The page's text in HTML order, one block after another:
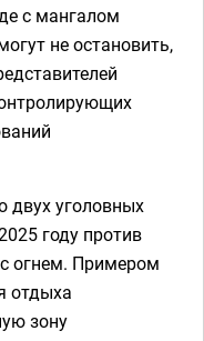
с мангалом
не остановить,
двух уголовных
году против
огнем. Примером
отдыха
зону